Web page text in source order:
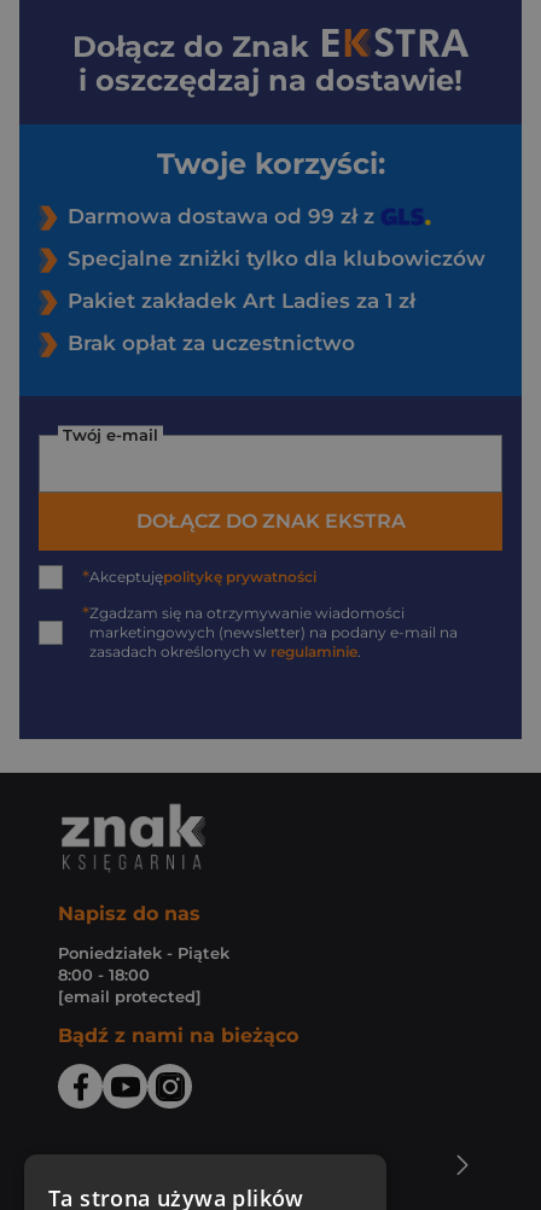
Dołącz do Znak
i oszczędzaj na dostawie!
Twoje korzyści:
Darmowa dostawa od 99 zł z
Specjalne zniżki tylko dla klubowiczów
Pakiet zakładek Art Ladies za 1 zł
Brak opłat za uczestnictwo
Twój e-mail
DOŁĄCZ DO ZNAK EKSTRA
*Akceptujępolitykę prywatności
*Zgadzam się na otrzymywanie wiadomości
marketingowych (newsletter) na podany e-mail na
zasadach określonych w regulaminie
Napisz do nas
Poniedziałek - Piątek
8:00 - 18:00
[email protected]
Bądź z nami na bieżąco
Ta strona używa plików